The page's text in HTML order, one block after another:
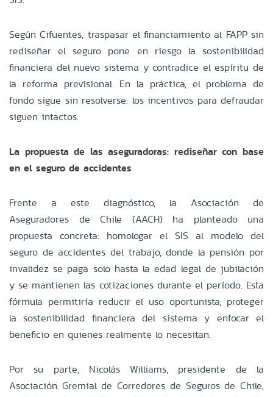
Según Cifuentes, traspasar el financiamiento al FAPP sin
rediseñar el seguro pone en riesgo la sostenibilidad
financiera del nuevo sistema y contradice el espíritu de
la reforma previsional. En la práctica, el problema de
fondo sigue sin resolverse: los incentivos para defraudar
siguen intactos.
La propuesta de las aseguradoras: rediseñar con base
en el seguro de accidentes
Frente a este diagnóstico, la Asociación de
Aseguradores de Chile (AACH) ha planteado una
propuesta concreta: homologar el SIS al modelo del
seguro de accidentes del trabajo, donde la pensión por
invalidez se paga solo hasta la edad legal de jubilación
y se mantienen las cotizaciones durante el período. Esta
fórmula permitiría reducir el uso oportunista, proteger
la sostenibilidad financiera del sistema y enfocar el
beneficio en quienes realmente lo necesitan.
Por su parte, Nicolás Williams, presidente de la
Asociación Gremial de Corredores de Seguros de Chile,